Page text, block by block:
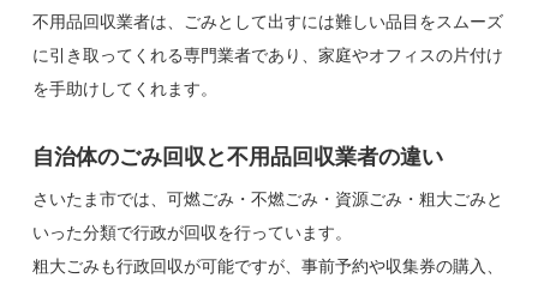
不用品回収業者は、ごみとして出すには難しい品目をスムーズ
に引き取ってくれる専門業者であり、家庭やオフィスの片付け
を手助けしてくれます。
自治体のごみ回収と不用品回収業者の違い
さいたま市では、可燃ごみ・不燃ごみ・資源ごみ・粗大ごみと
いった分類で行政が回収を行っています。
粗大ごみも行政回収が可能ですが、事前予約や収集券の購入、